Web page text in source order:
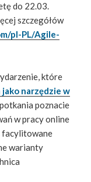
do 22.03.
szczegółów
pl-PL/Agile-
które
narzędzie w
poznacie
w pracy online
facylitowane
warianty